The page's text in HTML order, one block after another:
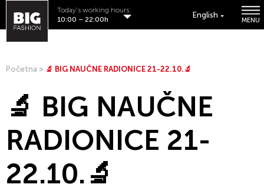
English
MENU
Today's working hours:
10:00 – 22:00h
Početna > 🔬 BIG NAUČNE RADIONICE 21-22.10.🔬
🔬 BIG NAUČNE
RADIONICE 21-
22.10.🔬